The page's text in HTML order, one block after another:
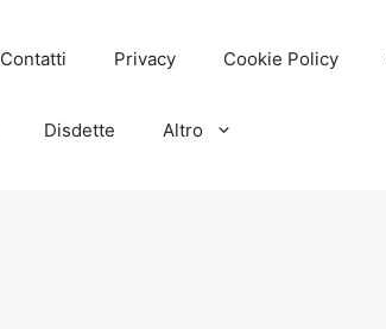
Contatti Privacy Cookie Policy
Disdette Altro